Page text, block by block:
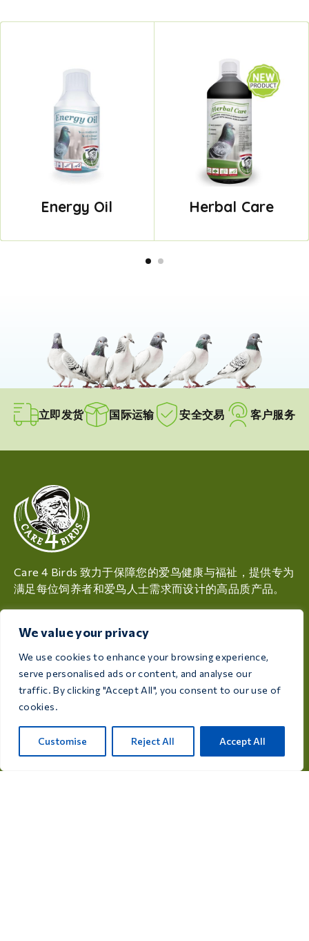
We value your privacy
We use cookies to enhance your browsing experience,
serve personalised ads or content, and analyse our
traffic. By clicking "Accept All", you consent to our use of
cookies.
Customise Reject All Accept All
Energy Oil Herbal Care
立即发货 国际运输 安全交易 客户服务
Care 4 Birds 致力于保障您的爱鸟健康与福祉，提供专为
满足每位饲养者和爱鸟人士需求而设计的高品质产品。
信息
建议
飞行计划